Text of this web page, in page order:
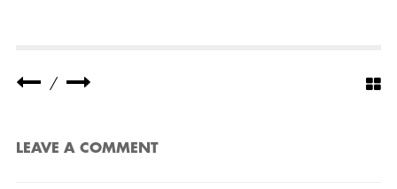
/
LEAVE A COMMENT